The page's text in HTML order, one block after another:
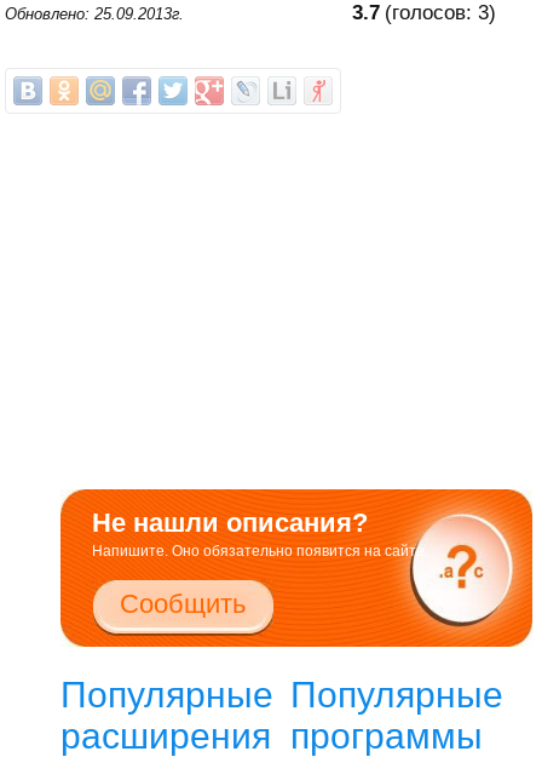
Обновлено: 25.09.2013г. 3.7 (голосов:3)
Не нашли описания?
Напишите. Оно обязательно появится на сайте.
Сообщить
Популярные
расширения
Популярные
программы